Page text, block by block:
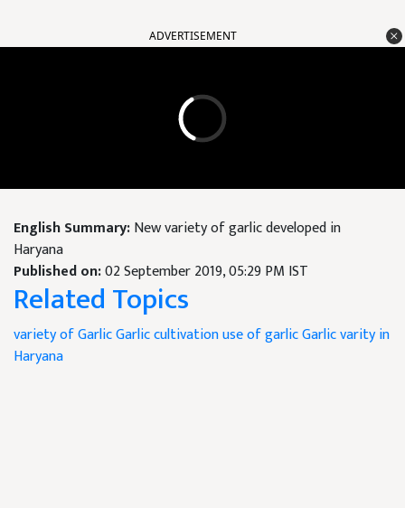
ADVERTISEMENT
English Summary:New variety of garlic developed in
Haryana
Published on:02 September 2019, 05:29 PM IST
Related Topics
variety of GarlicGarlic cultivation use of garlicGarlic varity in
Haryana